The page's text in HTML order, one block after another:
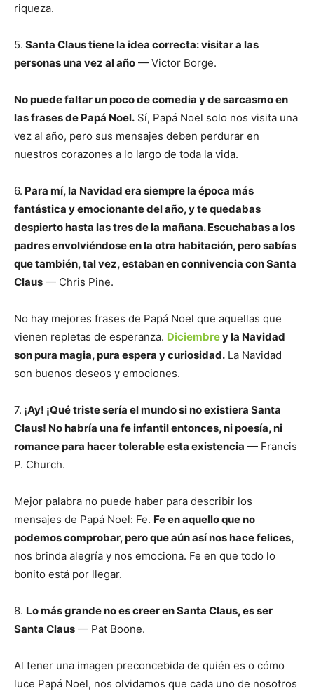
riqueza.
5. Santa Claus tiene la idea correcta: visitar a las
personas una vez al año — Victor Borge.
No puede faltar un poco de comedia y de sarcasmo en
las frases de Papá Noel. Sí, Papá Noel solo nos visita una
vez al año, pero sus mensajes deben perdurar en
nuestros corazones a lo largo de toda la vida.
6. Para mí, la Navidad era siempre la época más
fantástica y emocionante del año, y te quedabas
despierto hasta las tres de la mañana. Escuchabas a los
padres envolviéndose en la otra habitación, pero sabías
que también, tal vez, estaban en connivencia con Santa
Claus — Chris Pine.
No hay mejores frases de Papá Noel que aquellas que
vienen repletas de esperanza. Diciembrey la Navidad
son pura magia, pura espera y curiosidad. La Navidad
son buenos deseos y emociones.
7. ¡Ay! ¡Qué triste sería el mundo si no existiera Santa
Claus! No habría una fe infantil entonces, ni poesía, ni
romance para hacer tolerable esta existencia — Francis
P. Church.
Mejor palabra no puede haber para describir los
mensajes de Papá Noel: Fe. Fe en aquello que no
podemos comprobar, pero que aún así nos hace felices,
nos brinda alegría y nos emociona. Fe en que todo lo
bonito está por llegar.
8. Lo más grande no es creer en Santa Claus, es ser
Santa Claus — Pat Boone.
Al tener una imagen preconcebida de quién es o cómo
luce Papá Noel, nos olvidamos que cada uno de nosotros